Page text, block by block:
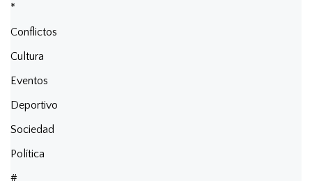
*
Conflictos
Cultura
Eventos
Deportivo
Sociedad
Política
#